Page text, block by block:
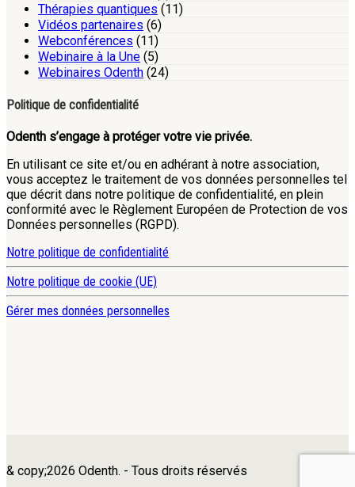
Thérapies quantiques (11)
Vidéos partenaires (6)
Webconférences (11)
Webinaire à la Une (5)
Webinaires Odenth (24)
Politique de confidentialité
Odenth s’engage à protéger votre vie privée.
En utilisant ce site et/ou en adhérant à notre association,
vous acceptez le traitement de vos données personnelles tel
que décrit dans notre politique de confidentialité, en plein
conformité avec le Règlement Européen de Protection de vos
Données personnelles (RGPD).
Notre politique de confidentialité
Notre politique de cookie (UE)
Gérer mes données personnelles
& copy;2026 Odenth. - Tous droits réservés